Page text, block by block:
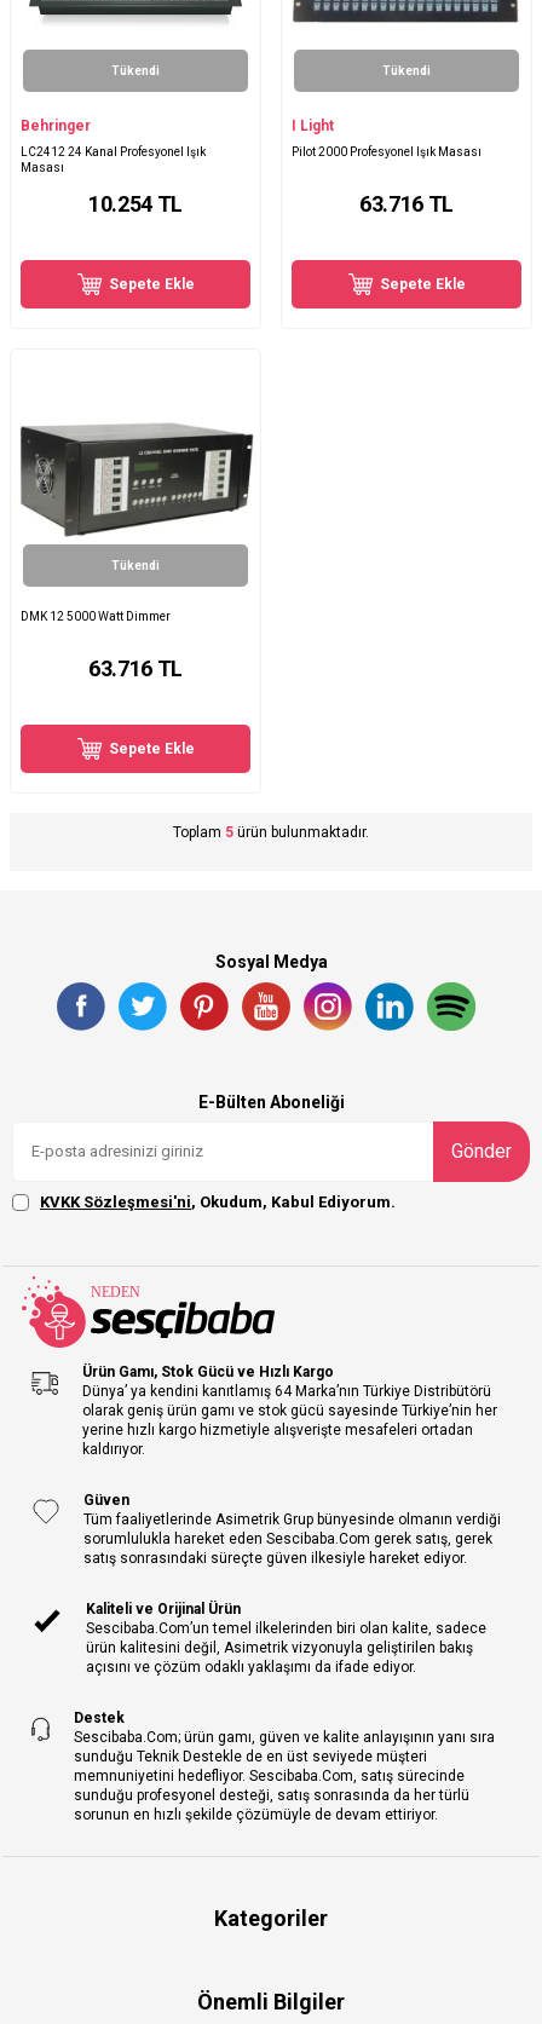
Tükendi
Behringer
LC2412 24 Kanal Profesyonel Işık
Masası
10.254TL
Sepete Ekle
Tükendi
I Light
Pilot 2000 Profesyonel Işık Masası
63.716TL
Sepete Ekle
Tükendi
DMK 12 5000 Watt Dimmer
63.716TL
Sepete Ekle
Toplam 5 ürün bulunmaktadır.
Sosyal Medya
E-Bülten Aboneliği
Gönder
KVKK Sözleşmesi'ni, Okudum, Kabul Ediyorum.
Ürün Gamı, Stok Gücü ve Hızlı Kargo
Dünya’ ya kendini kanıtlamış 64 Marka’nın Türkiye Distribütörü
olarak geniş ürün gamı ve stok gücü sayesinde Türkiye’nin her
yerine hızlı kargo hizmetiyle alışverişte mesafeleri ortadan
kaldırıyor.
Güven
Tüm faaliyetlerinde Asimetrik Grup bünyesinde olmanın verdiği
sorumlulukla hareket eden Sescibaba.Com gerek satış, gerek
satış sonrasındaki süreçte güven ilkesiyle hareket ediyor.
Kaliteli ve Orijinal Ürün
Sescibaba.Com’un temel ilkelerinden biri olan kalite, sadece
ürün kalitesini değil, Asimetrik vizyonuyla geliştirilen bakış
açısını ve çözüm odaklı yaklaşımı da ifade ediyor.
Destek
Sescibaba.Com; ürün gamı, güven ve kalite anlayışının yanı sıra
sunduğu Teknik Destekle de en üst seviyede müşteri
memnuniyetini hedefliyor. Sescibaba.Com, satış sürecinde
sunduğu profesyonel desteği, satış sonrasında da her türlü
sorunun en hızlı şekilde çözümüyle de devam ettiriyor.
Kategoriler
Önemli Bilgiler